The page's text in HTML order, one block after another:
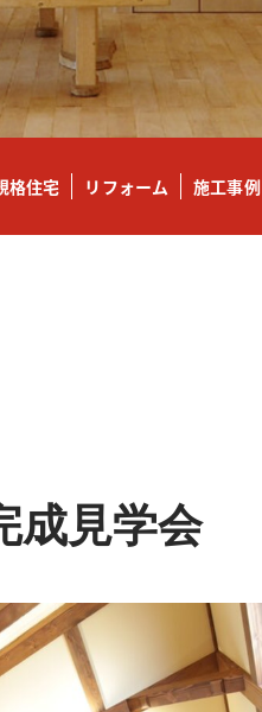
格住宅 リフォーム 施工事例
成見学会